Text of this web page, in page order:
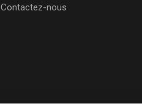
Contactez-nous